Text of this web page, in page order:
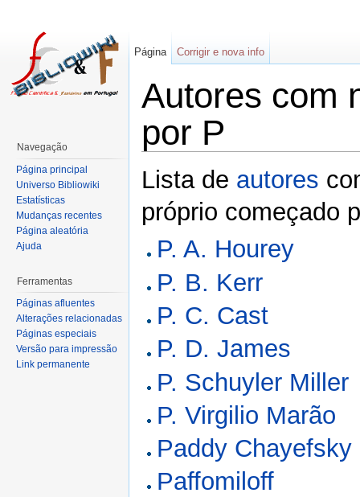
Autores com
por P
Lista de autores
próprio começado
P. A. Hourey
P. B. Kerr
P. C. Cast
P. D. James
P. Schuyler Miller
P. Virgilio Marão
Paddy Chayefsky
Paffomiloff
Página Corrigir e nova info
Navegação
Página principal
Universo Bibliowiki
Estatísticas
Mudanças recentes
Página aleatória
Ajuda
Ferramentas
Páginas afluentes
Alterações relacionadas
Páginas especiais
Versão para impressão
Link permanente